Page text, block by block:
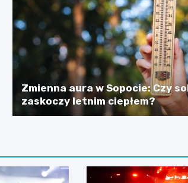
Zmienna aura w Sopocie: Czy
zaskoczy letnim ciepłem?